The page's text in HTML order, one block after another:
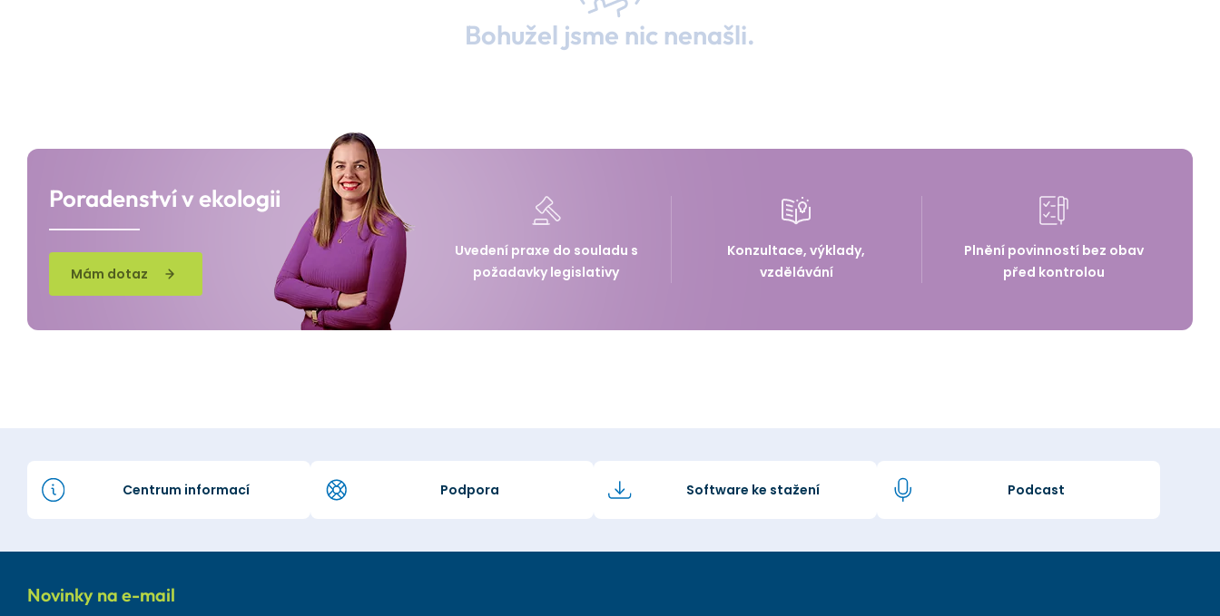
Bohužel jsme nic nenašli.
Poradenství v ekologii
Mám dotaz
Uvedení praxe do souladu s
požadavky legislativy
Konzultace, výklady,
vzdělávání
Plnění povinností bez obav
před kontrolou
Centrum informací Podpora Software ke stažení Podcast
Novinky na e-mail